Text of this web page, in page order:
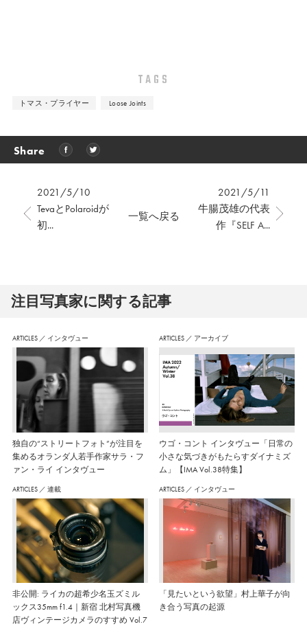
TAGS
トマス・プライヤー Loose Joints
Share
2021/5/10
TevaとPolaroidが
初...
2021/5/11
牛腸茂雄の代表
作『SELF A...
一覧へ戻る
注⽬写真家に関する記事
ARTICLES ／ インタヴュー
独自の“ストリートフォト”が注目を
集めるオランダ人若手作家サラ・フ
ァン・ライ インタヴュー
ARTICLES ／ アーカイブ
ウゴ・コント インタヴュー「日常の
小さな気づきがもたらすダイナミズ
ム」【IMA Vol.38特集】
ARTICLES ／ 連載
非公開: ライカの超希少名玉ズミル
ックス35mm f1.4｜新宿 北村写真機
店ヴィンテージカメラのすすめ Vol.7
ARTICLES ／ インタヴュー
「見たいという欲望」村上華子が向
き合う写真の起源